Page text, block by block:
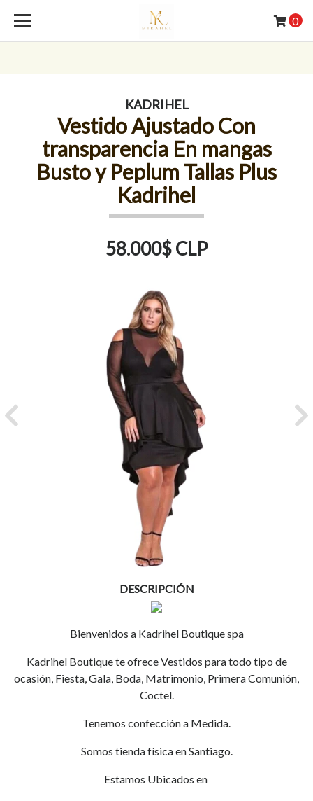
0
KADRIHEL
Vestido Ajustado Con
transparencia En mangas
Busto y Peplum Tallas Plus
Kadrihel
58.000$ CLP
Previous
DESCRIPCIÓN
Bienvenidos a Kadrihel Boutique spa
Kadrihel Boutique te ofrece Vestidos para todo tipo de
ocasión, Fiesta, Gala, Boda, Matrimonio, Primera Comunión,
Coctel.
Tenemos confección a Medida.
Somos tienda física en Santiago.
Estamos Ubicados en